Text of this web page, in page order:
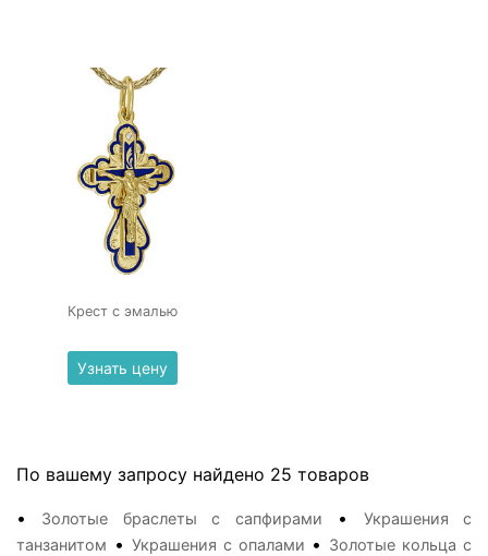
Крест с эмалью
Узнать цену
По вашему запросу найдено 25 товаров
•
Золотые браслеты с сапфирами •
Украшения с
танзанитом • Украшения с опалами • Золотые кольца с